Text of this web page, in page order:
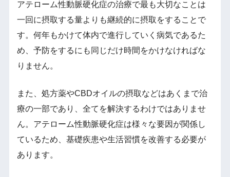
アテローム性動脈硬化症の治療で最も大切なことは
一回に摂取する量よりも継続的に摂取をすることで
す。何年もかけて体内で進行していく病気であるた
め、予防をするにも同じだけ時間をかけなければな
りません。
また、処方薬やCBDオイルの摂取などはあくまで治
療の一部であり、全てを解決するわけではありませ
ん。アテローム性動脈硬化症は様々な要因が関係し
ているため、基礎疾患や生活習慣を改善する必要が
あります。